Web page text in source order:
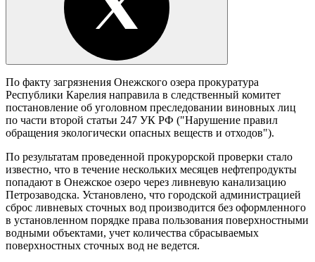
По факту загрязнения Онежского озера прокуратура
Республики Карелия направила в следственный комитет
постановление об уголовном преследовании виновных лиц
по части второй статьи 247 УК РФ ("Нарушение правил
обращения экологически опасных веществ и отходов").
По результатам проведенной прокурорской проверки стало
известно, что в течение нескольких месяцев нефтепродукты
попадают в Онежское озеро через ливневую канализацию
Петрозаводска. Установлено, что городской администрацией
сброс ливневых сточных вод производится без оформленного
в установленном порядке права пользования поверхностными
водными объектами, учет количества сбрасываемых
поверхностных сточных вод не ведется.